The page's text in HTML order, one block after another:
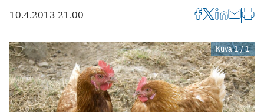
10.4.2013 21.00
Kuva 1 / 1